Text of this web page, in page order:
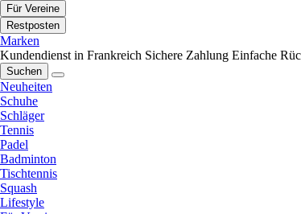
Für Vereine
Restposten
Marken
Kundendienst in Frankreich Sichere Zahlung Einfache
Suchen
Neuheiten
Schuhe
Schläger
Tennis
Padel
Badminton
Tischtennis
Squash
Lifestyle